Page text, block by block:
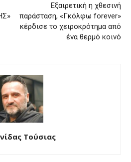
Εξαιρετική η χθεσινή
παράσταση, «Γκόλφω forever»
κέρδισε το χειροκρότημα από
ένα θερμό κοινό
Τούσιας